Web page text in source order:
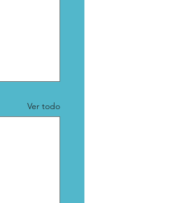
Ver todo